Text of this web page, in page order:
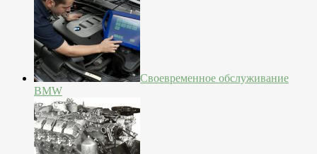
Своевременное обслуживание
BMW